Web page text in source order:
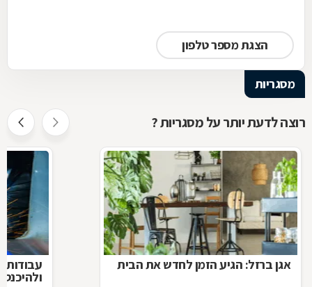
הצגת מספר טלפון
מסגריות
רוצה לדעת יותר על מסגריות ?
אגן ברזל: הגיע הזמן לחדש את הבית עבודות